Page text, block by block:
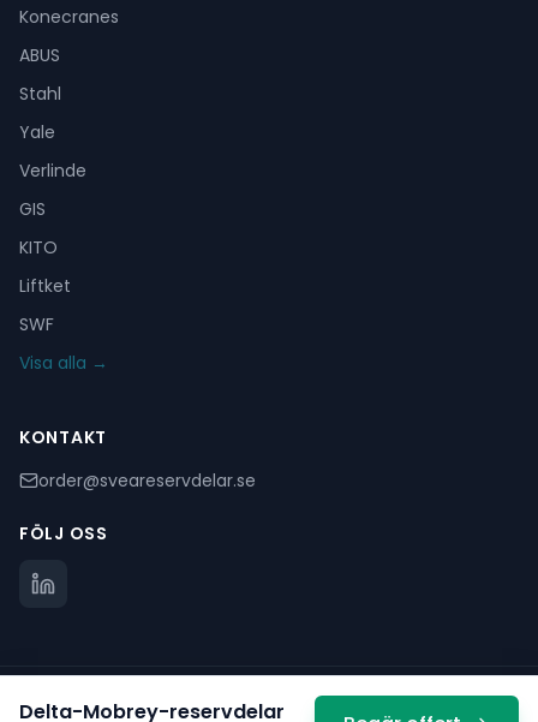
Delta-Mobrey-reservdelar
Konecranes
ABUS
Stahl
Yale
Verlinde
GIS
KITO
Liftket
SWF
Visa alla →
KONTAKT
order@sveareservdelar.se
FÖLJ OSS
©2025Svea Reservdelar. Alla rättigheter förbehållna.